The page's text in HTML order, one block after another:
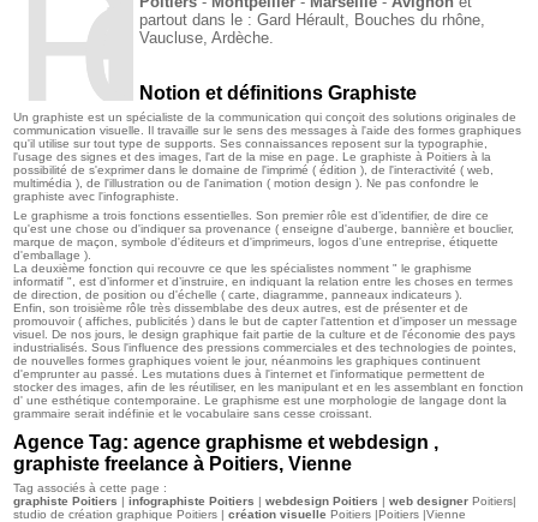
partout dans le :Gard Hérault, Bouches du rhône,
Vaucluse, Ardèche.
Notion et définitions Graphiste
Un graphiste est un spécialiste de la communication qui conçoit des solutions originales de
communication visuelle. Il travaille sur le sens des messages à l'aide des formes graphiques
qu'il utilise sur tout type de supports. Ses connaissances reposent sur la typographie,
l'usage des signes et des images, l'art de la mise en page. Le graphiste à Poitiers à la
possibilité de s'exprimer dans le domaine de l'imprimé ( édition ), de l'interactivité ( web,
multimédia ), de l'illustration ou de l'animation ( motion design ). Ne pas confondre le
graphiste avec l'infographiste.
Le graphisme a trois fonctions essentielles. Son premier rôle est d’identifier, de dire ce
qu'est une chose ou d'indiquer sa provenance ( enseigne d'auberge, bannière et bouclier,
marque de maçon, symbole d'éditeurs et d'imprimeurs, logos d'une entreprise, étiquette
d'emballage ).
La deuxième fonction qui recouvre ce que les spécialistes nomment " le graphisme
informatif ", est d’informer et d’instruire, en indiquant la relation entre les choses en termes
de direction, de position ou d'échelle ( carte, diagramme, panneaux indicateurs ).
Enfin, son troisième rôle très dissemblabe des deux autres, est de présenter et de
promouvoir ( affiches, publicités ) dans le but de capter l'attention et d'imposer un message
visuel. De nos jours, le design graphique fait partie de la culture et de l'économie des pays
industrialisés. Sous l'influence des pressions commerciales et des technologies de pointes,
de nouvelles formes graphiques voient le jour, néanmoins les graphiques continuent
d'emprunter au passé. Les mutations dues à l'internet et l'informatique permettent de
stocker des images, afin de les réutiliser, en les manipulant et en les assemblant en fonction
d' une esthétique contemporaine. Le graphisme est une morphologie de langage dont la
grammaire serait indéfinie et le vocabulaire sans cesse croissant.
Agence Tag: agence graphisme et webdesign ,
graphiste freelance à Poitiers, Vienne
Tag associés à cette page :
graphiste Poitiers |infographiste Poitiers |webdesign Poitiers |web designer Poitiers|
studio de création graphique Poitiers |création visuelle Poitiers |Poitiers |Vienne